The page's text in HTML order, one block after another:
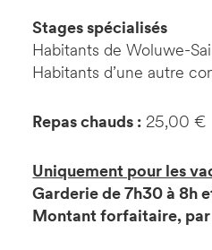
Stages spécialisés
Habitants de Woluwe-
Habitants d’une autre
Repas chauds : 25,00 €
Uniquement pour les
Garderie de 7h30 à 8h
Montant forfaitaire,